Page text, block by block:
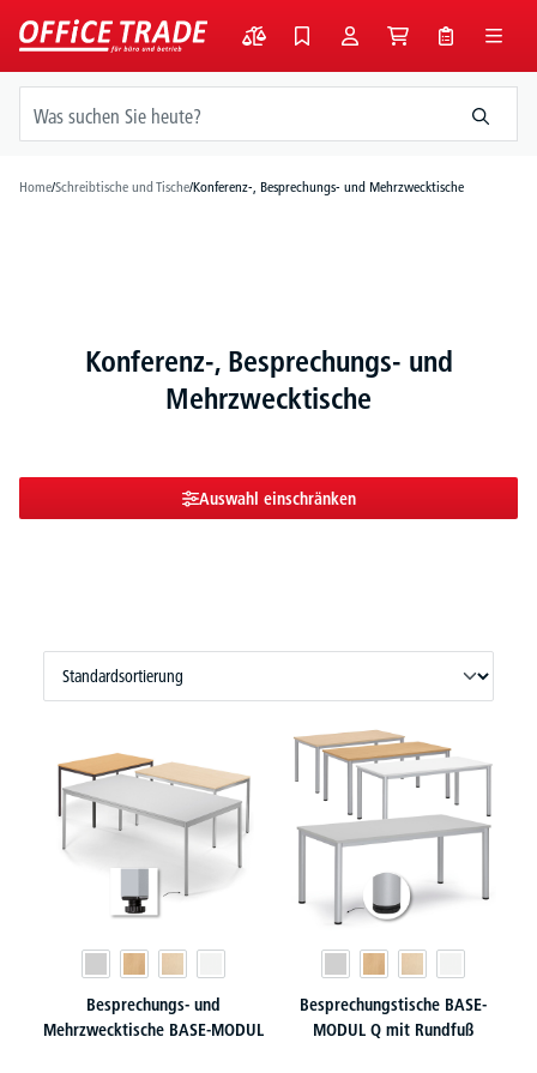
springen
Home/Schreibtische und Tische/Konferenz-, Besprechungs- und Mehrzwecktische
Konferenz-, Besprechungs- und
Mehrzwecktische
Auswahl einschränken
Besprechungs- und
Mehrzwecktische BASE-MODUL
Besprechungstische BASE-
MODUL Q mit Rundfuß